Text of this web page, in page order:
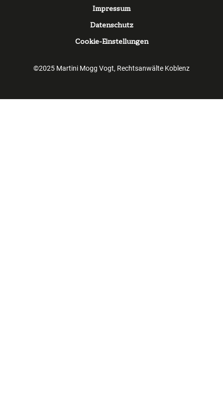
Impressum
Datenschutz
Cookie-Einstellungen
©2025 Martini Mogg Vogt, Rechtsanwälte Koblenz